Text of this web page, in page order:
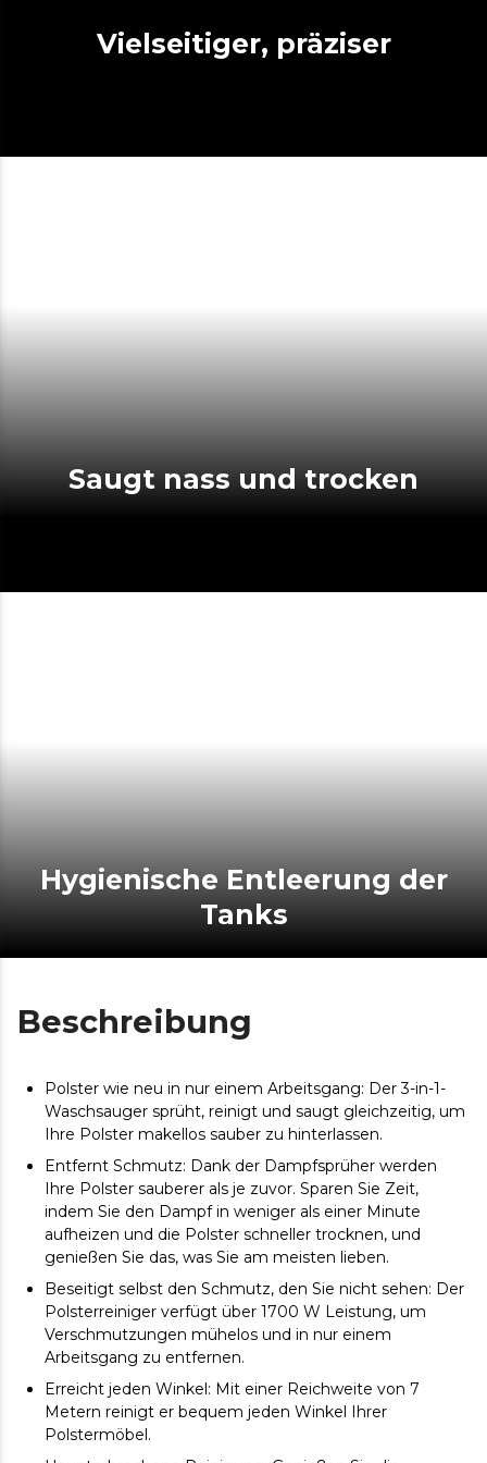
Vielseitiger, präziser
Saugt nass und trocken
Hygienische Entleerung der
Tanks
Beschreibung
Polster wie neu in nur einem Arbeitsgang: Der 3-in-1-
Waschsauger sprüht, reinigt und saugt gleichzeitig, um
Ihre Polster makellos sauber zu hinterlassen.
Entfernt Schmutz: Dank der Dampfsprüher werden
Ihre Polster sauberer als je zuvor. Sparen Sie Zeit,
indem Sie den Dampf in weniger als einer Minute
aufheizen und die Polster schneller trocknen, und
genießen Sie das, was Sie am meisten lieben.
Beseitigt selbst den Schmutz, den Sie nicht sehen: Der
Polsterreiniger verfügt über 1700 W Leistung, um
Verschmutzungen mühelos und in nur einem
Arbeitsgang zu entfernen.
Erreicht jeden Winkel: Mit einer Reichweite von 7
Metern reinigt er bequem jeden Winkel Ihrer
Polstermöbel.